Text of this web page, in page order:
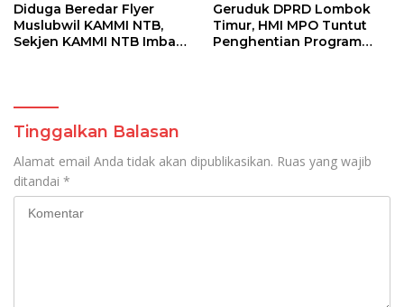
Diduga Beredar Flyer
Muslubwil KAMMI NTB,
Sekjen KAMMI NTB Imbau
Geruduk DPRD Lombok
Timur, HMI MPO Tuntut
Penghentian Program
Tinggalkan Balasan
Alamat email Anda tidak akan dipublikasikan. Ruas yang wajib
ditandai *